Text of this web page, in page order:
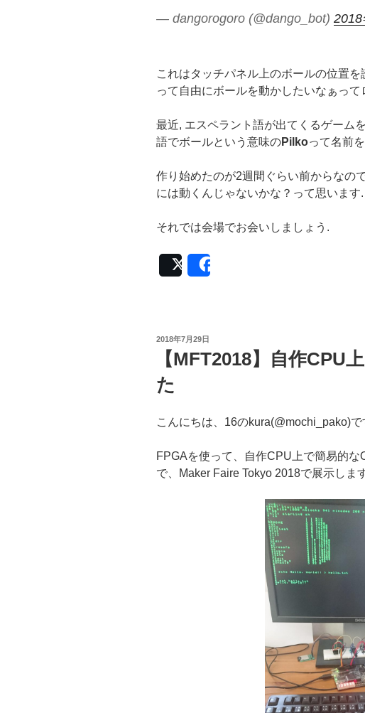
— dangorogoro (@dango_bot)
これはタッチパネル上のボールの位置
って自由にボールを動かしたいなぁって
最近, エスペラント語が出てくるゲーム
語でボールという意味のPilkoって名前
作り始めたのが2週間ぐらい前からなの
には動くんじゃないかな？って思います.
それでは会場でお会いしましょう.
Post
投
2018年7月29日
【MFT2018】自作CPU
た
こんにちは、16のkura(@mochi_pako)で
FPGAを使って、自作CPU上で簡易的
で、Maker Faire Tokyo 2018で展示します